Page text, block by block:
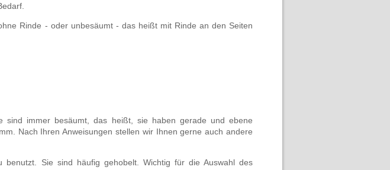
Rinde - oder unbesäumt - das heißt mit Rinde an den Seiten
immer besäumt, das heißt, sie haben gerade und ebene
Nach Ihren Anweisungen stellen wir Ihnen gerne auch andere
Sie sind häufig gehobelt. Wichtig für die Auswahl des